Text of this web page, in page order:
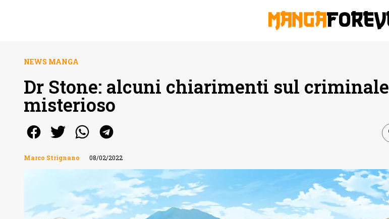
NEWS MANGA
Dr Stone: alcuni chiarimenti sul criminale
misterioso
Marco Strignano 08/02/2022